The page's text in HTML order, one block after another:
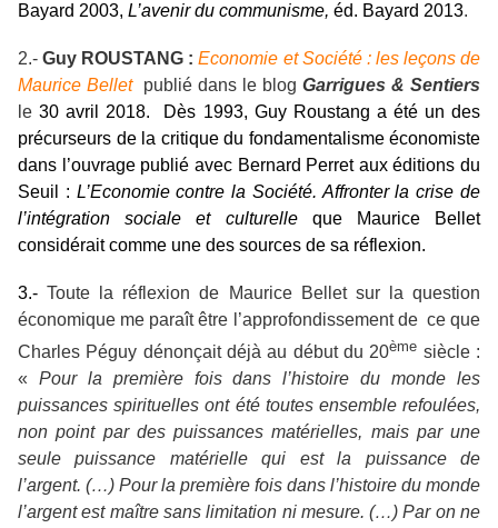
Bayard 2003, L’avenir du communisme, éd. Bayard 2013.
2.-Guy ROUSTANG :Economie et Société : les leçons de
Maurice Bellet
publié dans le blog Garrigues & Sentiers
le 30 avril 2018. Dès 1993, Guy Roustang a été un des
précurseurs de la critique du fondamentalisme économiste
dans l’ouvrage publié avec Bernard Perret aux éditions du
Seuil : L’Economie contre la Société. Affronter la crise de
l’intégration sociale et culturelleque Maurice Bellet
considérait comme une des sources de sa réflexion.
3.-Toute la réflexion de Maurice Bellet sur la question
économique me paraît être l’approfondissement de ce que
Charles Péguy dénonçait déjà au début du 20ème siècle :
« Pour la première fois dans l’histoire du monde les
puissances spirituelles ont été toutes ensemble refoulées,
non point par des puissances matérielles, mais par une
seule puissance matérielle qui est la puissance de
l’argent. (…) Pour la première fois dans l’histoire du monde
l’argent est maître sans limitation ni mesure. (…) Par on ne